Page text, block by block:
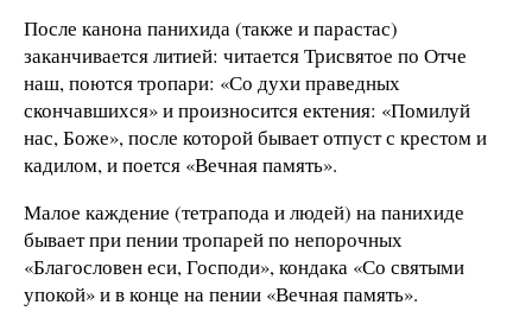
После канона панихида (также и парастас)
заканчивается литией: читается Трисвятое по Отче
наш, поются тропари: «Со духи праведных
скончавшихся» и произносится ектения: «Помилуй
нас, Боже», после которой бывает отпуст с крестом и
кадилом, и поется «Вечная память».
Малое каждение (тетрапода и людей) на панихиде
бывает при пении тропарей по непорочных
«Благословен еси, Господи», кондака «Со святыми
упокой» и в конце на пении «Вечная память».